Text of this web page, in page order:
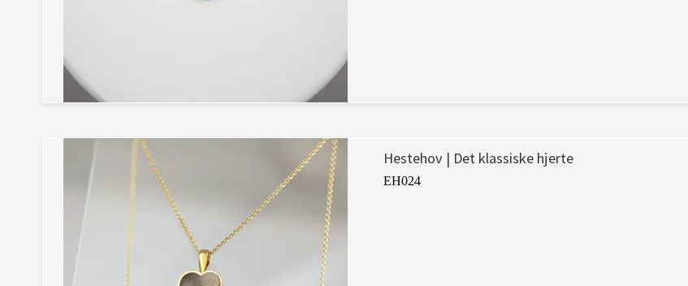
Hestehov | Det klassiske hjerte
EH024